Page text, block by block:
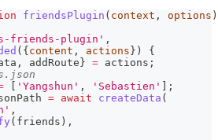
friendsPlugin ( context , options )
friends-plugin' ,
( {content , actions} )
{
, addRoute} = actions ;
[ 'Yangshun' , 'Sebastien' ] ;
= await createData (
,
( friends ) ,